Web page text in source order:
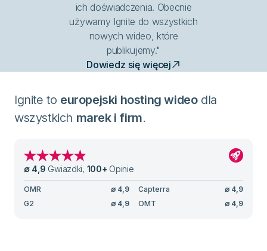
ich doświadczenia. Obecnie
używamy Ignite do wszystkich
nowych wideo, które
publikujemy."
Dowiedz się więcej
Ignite to europejski hosting wideodla
wszystkich marek i firm.
∅ 4,9 Gwiazdki, 100+ Opinie
OMR ∅ 4,9 Capterra ∅ 4,9
G2
∅ 4,9 OMT ∅ 4,9